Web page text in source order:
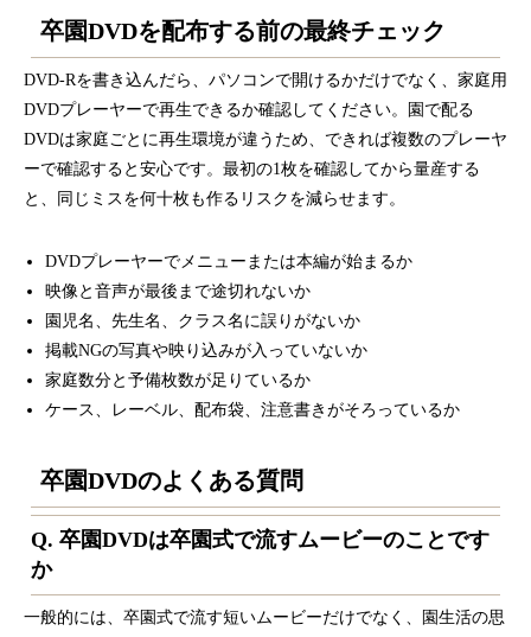
卒園DVDを配布する前の最終チェック
DVD-Rを書き込んだら、パソコンで開けるかだけでなく、家庭用
DVDプレーヤーで再生できるか確認してください。園で配る
DVDは家庭ごとに再生環境が違うため、できれば複数のプレーヤ
ーで確認すると安心です。最初の1枚を確認してから量産する
と、同じミスを何十枚も作るリスクを減らせます。
DVDプレーヤーでメニューまたは本編が始まるか
映像と音声が最後まで途切れないか
園児名、先生名、クラス名に誤りがないか
掲載NGの写真や映り込みが入っていないか
家庭数分と予備枚数が足りているか
ケース、レーベル、配布袋、注意書きがそろっているか
卒園DVDのよくある質問
Q. 卒園DVDは卒園式で流すムービーのことです
か
一般的には、卒園式で流す短いムービーだけでなく、園生活の思